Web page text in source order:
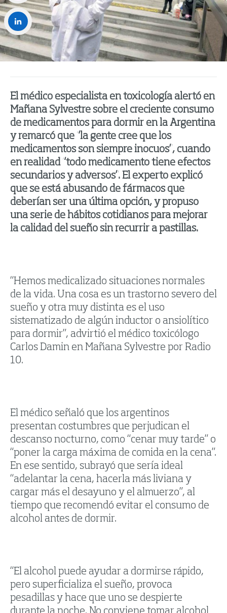
El médico especialista en toxicología alertó en
Mañana Sylvestre sobre el creciente consumo
de medicamentos para dormir en la Argentina
y remarcó que “la gente cree que los
medicamentos son siempre inocuos”, cuando
en realidad “todo medicamento tiene efectos
secundarios y adversos”. El experto explicó
que se está abusando de fármacos que
deberían ser una última opción, y propuso
una serie de hábitos cotidianos para mejorar
la calidad del sueño sin recurrir a pastillas.
“Hemos medicalizado situaciones normales
de la vida. Una cosa es un trastorno severo del
sueño y otra muy distinta es el uso
sistematizado de algún inductor o ansiolítico
para dormir”, advirtió el médico toxicólogo
Carlos Damin en Mañana Sylvestre por Radio
10.
El médico señaló que los argentinos
presentan costumbres que perjudican el
descanso nocturno, como “cenar muy tarde” o
“poner la carga máxima de comida en la cena”.
En ese sentido, subrayó que sería ideal
“adelantar la cena, hacerla más liviana y
cargar más el desayuno y el almuerzo”, al
tiempo que recomendó evitar el consumo de
alcohol antes de dormir.
“El alcohol puede ayudar a dormirse rápido,
pero superficializa el sueño, provoca
pesadillas y hace que uno se despierte
WhatsApp
LinkedIn